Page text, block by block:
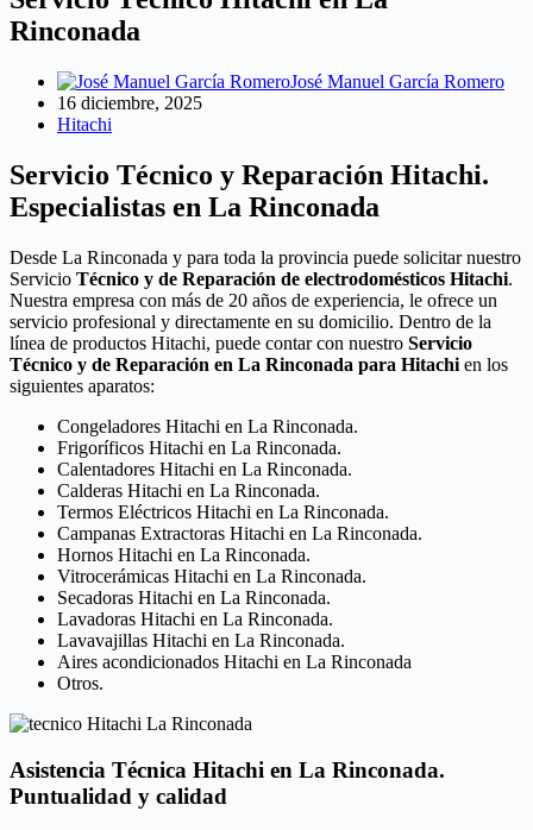
Rinconada
José Manuel García Romero
16 diciembre, 2025
Hitachi
Servicio Técnico y Reparación Hitachi.
Especialistas en La Rinconada
Desde La Rinconada y para toda la provincia puede solicitar nuestro
Servicio Técnico y de Reparación de electrodomésticos Hitachi.
Nuestra empresa con más de 20 años de experiencia, le ofrece un
servicio profesional y directamente en su domicilio. Dentro de la
línea de productos Hitachi, puede contar con nuestro Servicio
Técnico y de Reparación en La Rinconada para Hitachi en los
siguientes aparatos:
Congeladores Hitachi en La Rinconada.
Frigoríficos Hitachi en La Rinconada.
Calentadores Hitachi en La Rinconada.
Calderas Hitachi en La Rinconada.
Termos Eléctricos Hitachi en La Rinconada.
Campanas Extractoras Hitachi en La Rinconada.
Hornos Hitachi en La Rinconada.
Vitrocerámicas Hitachi en La Rinconada.
Secadoras Hitachi en La Rinconada.
Lavadoras Hitachi en La Rinconada.
Lavavajillas Hitachi en La Rinconada.
Aires acondicionados Hitachi en La Rinconada
Otros.
Asistencia Técnica Hitachi en La Rinconada.
Puntualidad y calidad